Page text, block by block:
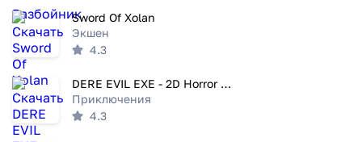
Sword Of Xolan
Экшен
4.3
DERE EVIL EXE - 2D Horror Game
Приключения
4.3